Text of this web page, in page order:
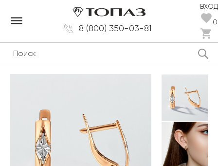
8 (800) 350-03-81
ВХОД
0
dehaze